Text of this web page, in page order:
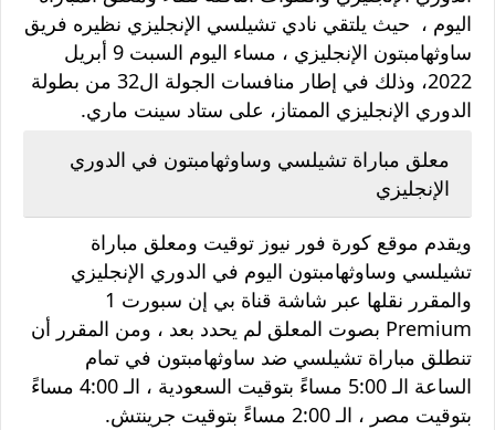
اليوم ، حيث يلتقي نادي تشيلسي الإنجليزي نظيره فريق
ساوثهامبتون الإنجليزي ، مساء اليوم السبت 9 أبريل
2022، وذلك في إطار منافسات الجولة ال32 من بطولة
الدوري الإنجليزي الممتاز، على ستاد سينت ماري.
معلق مباراة تشيلسي وساوثهامبتون في الدوري
الإنجليزي
ويقدم موقع كورة فور نيوز توقيت ومعلق مباراة
تشيلسي وساوثهامبتون اليوم في الدوري الإنجليزي
والمقرر نقلها عبر شاشة قناة بي إن سبورت 1
Premium بصوت المعلق لم يحدد بعد ، ومن المقرر أن
تنطلق مباراة تشيلسي ضد ساوثهامبتون في تمام
الساعة الـ 5:00 مساءً بتوقيت السعودية ، الـ 4:00 مساءً
بتوقيت مصر ، الـ 2:00 مساءً بتوقيت جرينتش.